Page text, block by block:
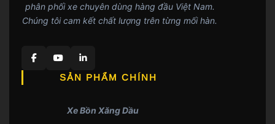
phân phối xe chuyên dùng hàng đầu Việt Nam.
Chúng tôi cam kết chất lượng trên từng mối hàn.
SẢN PHẨM CHÍNH
Xe Bồn Xăng Dầu